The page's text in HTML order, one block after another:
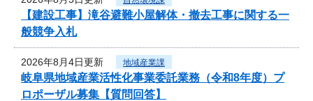
【建設工事】滝谷避難小屋解体・撤去工事に関する一
般競争入札
2026年8月4日更新 地域産業課
岐阜県地域産業活性化事業委託業務（令和8年度）プ
ロポーザル募集【質問回答】